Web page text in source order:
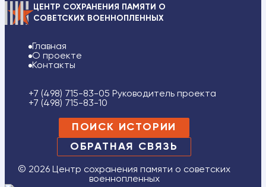
ЦЕНТР СОХРАНЕНИЯ ПАМЯТИ О
СОВЕТСКИХ ВОЕННОПЛЕННЫХ
Главная
О проекте
Контакты
+7 (498) 715-83-05 Руководитель проекта
+7 (498) 715-83-10
ПОИСК ИСТОРИИ
ОБРАТНАЯ СВЯЗЬ
© 2026 Центр сохранения памяти о советских
военнопленных